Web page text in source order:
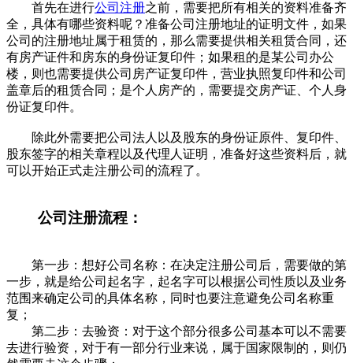
首先在进行公司注册之前，需要把所有相关的资料准备齐
全，具体有哪些资料呢？准备公司注册地址的证明文件，如果
公司的注册地址属于租赁的，那么需要提供相关租赁合同，还
有房产证件和房东的身份证复印件；如果租的是某公司办公
楼，则也需要提供公司房产证复印件，营业执照复印件和公司
盖章后的租赁合同；是个人房产的，需要提交房产证、个人身
份证复印件。
除此外需要把公司法人以及股东的身份证原件、复印件、
股东签字的相关章程以及代理人证明，准备好这些资料后，就
可以开始正式走注册公司的流程了。
公司注册流程：
第一步：想好公司名称：在决定注册公司后，需要做的第
一步，就是给公司起名字，起名字可以根据公司性质以及业务
范围来确定公司的具体名称，同时也要注意避免公司名称重
复；
第二步：去验资：对于这个部分很多公司基本可以不需要
去进行验资，对于有一部分行业来说，属于国家限制的，则仍